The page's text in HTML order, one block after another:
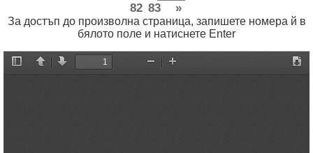
82 83 »
За достъп до произволна страница, запишете номера й в
бялото поле и натиснете Enter